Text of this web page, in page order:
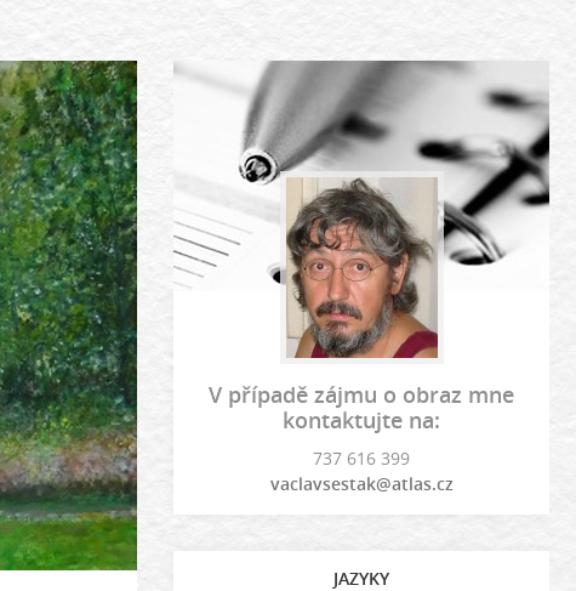
V případě zájmu o obraz mne
kontaktujte na:
737 616 399
vaclavsestak@atlas.cz
JAZYKY